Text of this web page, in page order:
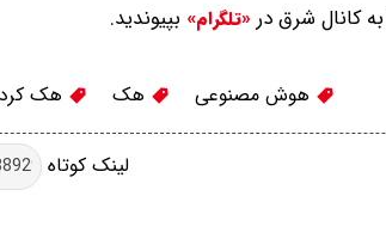
کانال شرق در «تلگرام» بپیوندید.
هوش مصنوعی هک هک
لینک کوتاه